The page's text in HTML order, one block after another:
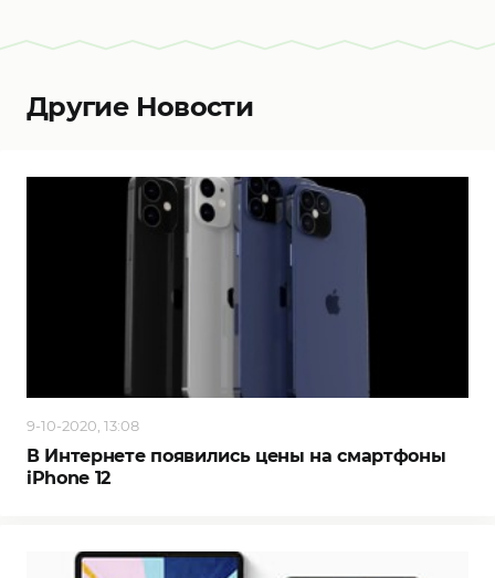
Другие Новости
9-10-2020, 13:08
В Интернете появились цены на смартфоны
iPhone 12